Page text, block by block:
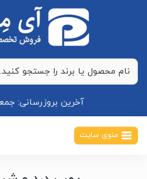
آخرین بروزرسانی: جمعه، ۱۶
منوی سایت